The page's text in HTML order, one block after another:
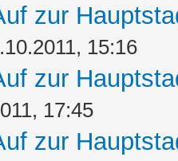
zur
15:16
zur
17:45
zur